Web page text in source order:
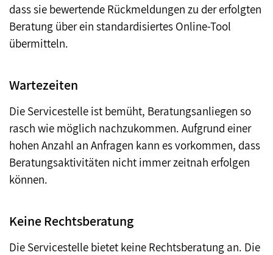
dass sie bewertende Rückmeldungen zu der erfolgten
Beratung über ein standardisiertes Online-Tool
übermitteln.
Wartezeiten
Die Servicestelle ist bemüht, Beratungsanliegen so
rasch wie möglich nachzukommen. Aufgrund einer
hohen Anzahl an Anfragen kann es vorkommen, dass
Beratungsaktivitäten nicht immer zeitnah erfolgen
können.
Keine Rechtsberatung
Die Servicestelle bietet keine Rechtsberatung an. Die